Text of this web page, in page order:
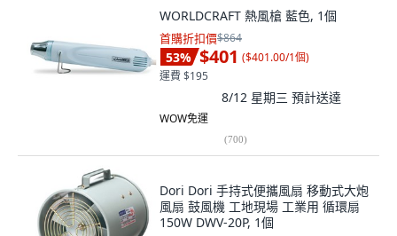
WORLDCRAFT 熱風槍 藍色, 1個
首購折扣價$864
53% $401 ($401.00/1個)
運費 $195
8/12 星期三 預計送達
WOW免運
(700)
Dori Dori 手持式便攜風扇 移動式大炮
風扇 鼓風機 工地現場 工業用 循環扇
150W DWV-20P, 1個